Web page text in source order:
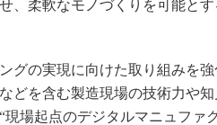
新型コロナへの対応
、柔軟なモノづくりを可能と
グの実現に向けた取り組みを
どを含む製造現場の技術力や知
場起点のデジタルマニュファ